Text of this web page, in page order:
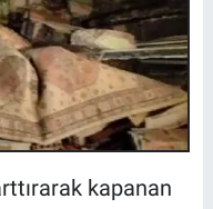
kapanan